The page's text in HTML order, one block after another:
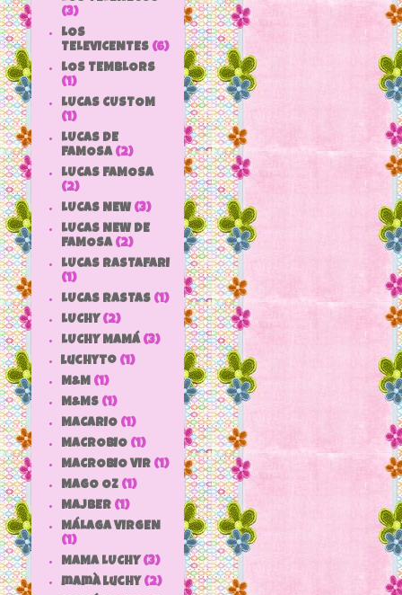
(3)
LOS
TELEVICENTES (6)
LOS TEMBLORS
(1)
LUCAS CUSTOM
(1)
LUCAS DE
FAMOSA (2)
LUCAS FAMOSA
(2)
LUCAS NEW (3)
LUCAS NEW DE
FAMOSA (2)
LUCAS RASTAFARI
(1)
LUCAS RASTAS (1)
LUCHY (2)
LUCHY MAMÁ (3)
luchyto (1)
M&M (1)
M&MS (1)
MACARIO (1)
MACROBIO (1)
MACROBIO VIR (1)
MAGO OZ (1)
MAJBER (1)
MÁLAGA VIRGEN
(1)
MAMA LUCHY (3)
mamà luchy (2)